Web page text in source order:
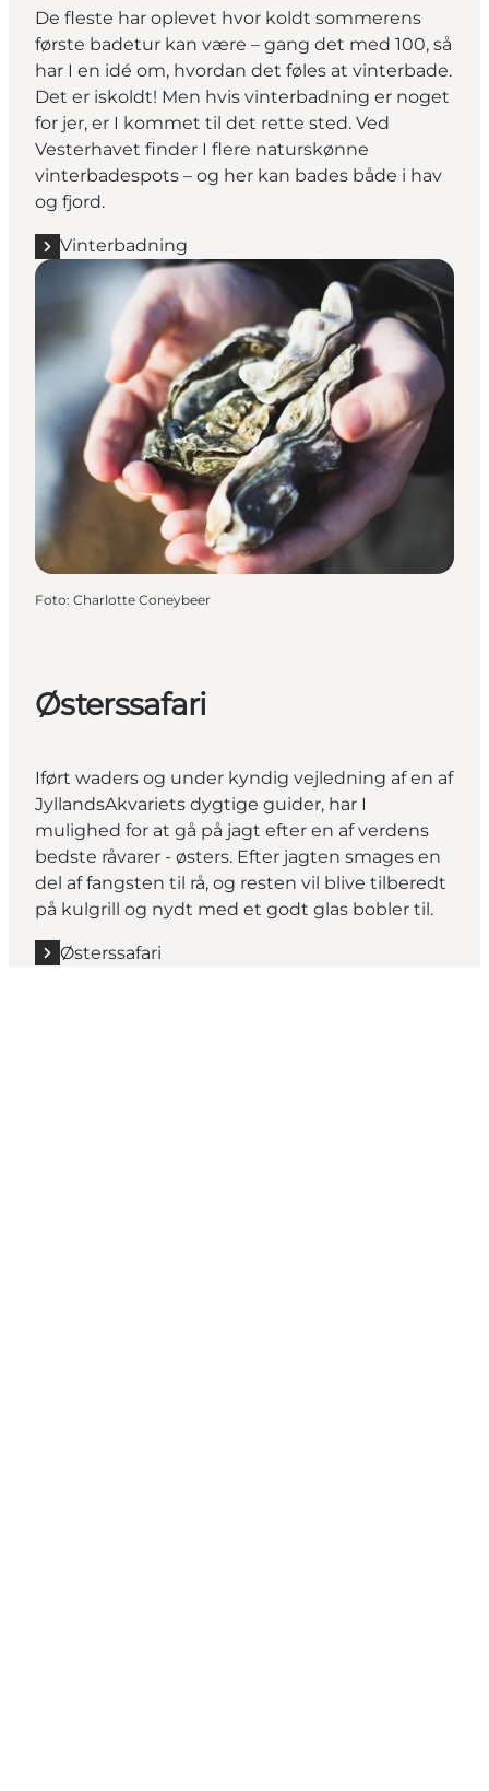
De fleste har oplevet hvor koldt sommerens
første badetur kan være – gang det med 100, så
har I en idé om, hvordan det føles at vinterbade.
Det er iskoldt! Men hvis vinterbadning er noget
for jer, er I kommet til det rette sted. Ved
Vesterhavet finder I flere naturskønne
vinterbadespots – og her kan bades både i hav
og fjord.
Vinterbadning
Foto: Charlotte Coneybeer
Østerssafari
Iført waders og under kyndig vejledning af en af
JyllandsAkvariets dygtige guider, har I
mulighed for at gå på jagt efter en af verdens
bedste råvarer - østers. Efter jagten smages en
del af fangsten til rå, og resten vil blive tilberedt
på kulgrill og nydt med et godt glas bobler til.
Østerssafari